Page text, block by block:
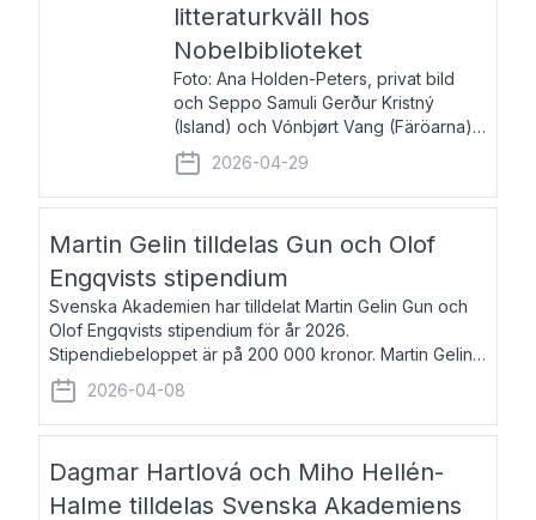
litteraturkväll hos
Nobelbiblioteket
Foto: Ana Holden-Peters, privat bild
och Seppo Samuli Gerður Kristný
(Island) och Vónbjørt Vang (Färöarna)
läser ur sina verk och samtalar med
John Swedenmark. De läser upp på
färöiska, isländska och svenska och
2026-04-29
Martin Gelin tilldelas Gun och Olof
Engqvists stipendium
Svenska Akademien har tilldelat Martin Gelin Gun och
Olof Engqvists stipendium för år 2026.
Stipendiebeloppet är på 200 000 kronor. Martin Gelin,
född 1978, är journalist och författare. Han lever
numera i Paris men var under många år bosat
2026-04-08
Dagmar Hartlová och Miho Hellén-
Halme tilldelas Svenska Akademiens